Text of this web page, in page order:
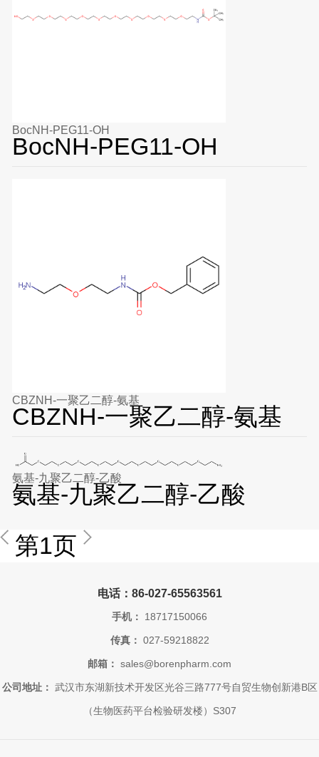
BocNH-PEG11-OH
BocNH-PEG11-OH
CBZNH-一聚乙二醇-氨基
CBZNH-一聚乙二醇-氨基
氨基-九聚乙二醇-乙酸
氨基-九聚乙二醇-乙酸
第1页
电话：86-027-65563561
手机： 18717150066
传真： 027-59218822
邮箱： sales@borenpharm.com
公司地址： 武汉市东湖新技术开发区光谷三路777号自贸生物创新港B区
（生物医药平台检验研发楼）S307